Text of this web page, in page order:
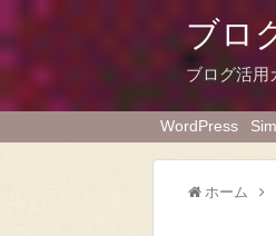
ブロ
ブログ活用
WordPress
ホーム